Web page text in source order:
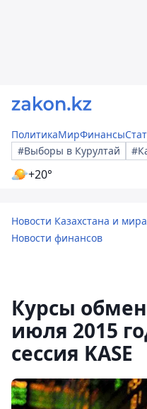
ПолитикаМирФинансы
#Выборы в Курултай
+20°
Новости Казахстана и
Новости финансов
Курсы
июля 2015
сессия KASE